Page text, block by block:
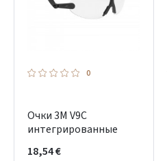
0
Очки 3M V9C
интегрированные
18,54 €